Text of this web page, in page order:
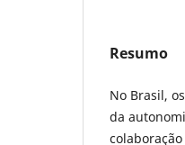
Resumo
No Brasil,
da